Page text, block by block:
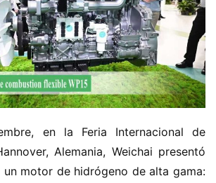
en la Feria Internacional de
Alemania, Weichai presentó
motor de hidrógeno de alta gama: